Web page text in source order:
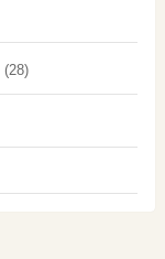
(28)